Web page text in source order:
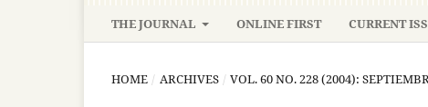
THE JOURNAL ONLINE FIRST CURRENT
HOME / ARCHIVES / VOL. 60 NO. 228 (2004):